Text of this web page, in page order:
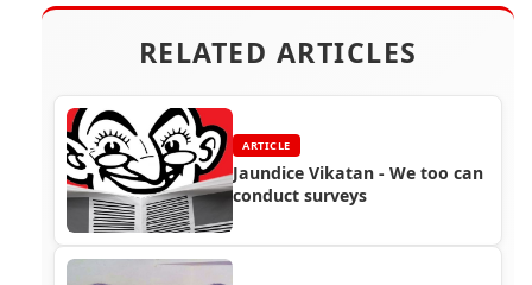
RELATED ARTICLES
ARTICLE
Jaundice Vikatan - We too can
conduct surveys